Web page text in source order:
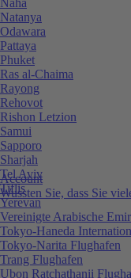
Account
Wussten Sie, dass Sie
Natanya
Odawara
Pattaya
Phuket
Ras al-Chaima
Rayong
Rehovot
Rishon Letzion
Samui
Sapporo
Sharjah
Tel Aviv
Tiflis
Yerevan
Vereinigte Arabische
Tokyo-Haneda
Tokyo-Narita Flughafen
Trang Flughafen
Ubon Ratchathanii